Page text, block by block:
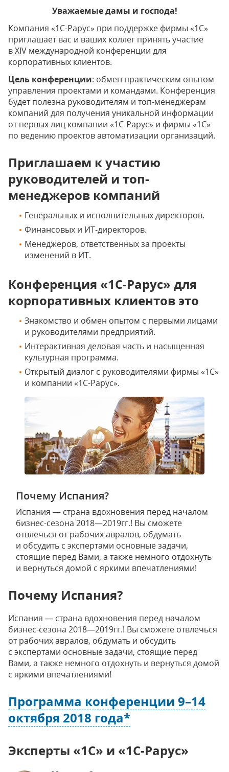
Уважаемые дамы и господа!
Компания «1С-Рарус» при поддержке фирмы «1С»
приглашает вас и ваших коллег принять участие
в XIV международной конференции для
корпоративных клиентов.
Цель конференции: обмен практическим опытом
управления проектами и командами. Конференция
будет полезна руководителям и топ-менеджерам
компаний для получения уникальной информации
от первых лиц компании «1С-Рарус» и фирмы «1С»
по ведению проектов автоматизации организаций.
Приглашаем к участию
руководителей и топ-
менеджеров компаний
Генеральных и исполнительных директоров.
Финансовых и ИТ-директоров.
Менеджеров, ответственных за проекты
изменений в ИТ.
Конференция «1С-Рарус» для
корпоративных клиентов это
Знакомство и обмен опытом с первыми лицами
и руководителями предприятий.
Интерактивная деловая часть и насыщенная
культурная программа.
Открытый диалог с руководителями фирмы «1С»
и компании «1С-Рарус».
Почему Испания?
Испания — страна вдохновения перед началом
бизнес-сезона 2018—2019гг.! Вы сможете
отвлечься от рабочих авралов, обдумать
и обсудить с экспертами основные задачи,
стоящие перед Вами, а также немного отдохнуть
и вернуться домой с яркими впечатлениями!
Почему Испания?
Испания — страна вдохновения перед началом
бизнес-сезона 2018—2019гг.! Вы сможете отвлечься
от рабочих авралов, обдумать и обсудить
с экспертами основные задачи, стоящие перед
Вами, а также немного отдохнуть и вернуться домой
с яркими впечатлениями!
Программа конференции 9–14
октября 2018 года*
Эксперты «1С» и «1С-Рарус»